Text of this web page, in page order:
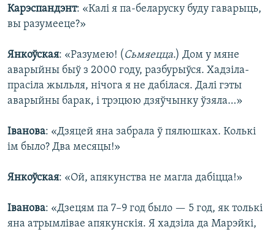
Карэспандэнт: «Калі я па-беларуску буду гаварыць,
вы разумееце?»
Янкоўская: «Разумею! ( Сьмяецца.) Дом у мяне
аварыйны быў з 2000 году, разбурыўся. Хадзіла-
прасіла жыльля, нічога я не дабілася. Далі гэты
аварыйны барак, і трэцюю дзяўчынку ўзяла…»
Іванова: «Дзяцей яна забрала ў пялюшках. Колькі
ім было? Два месяцы!»
Янкоўская: «Ой, апякунства не магла дабіцца!»
Іванова: «Дзецям па 7–9 год было — 5 год, як толькі
яна атрымлівае апякунскія. Я хадзіла да Марэйкі,